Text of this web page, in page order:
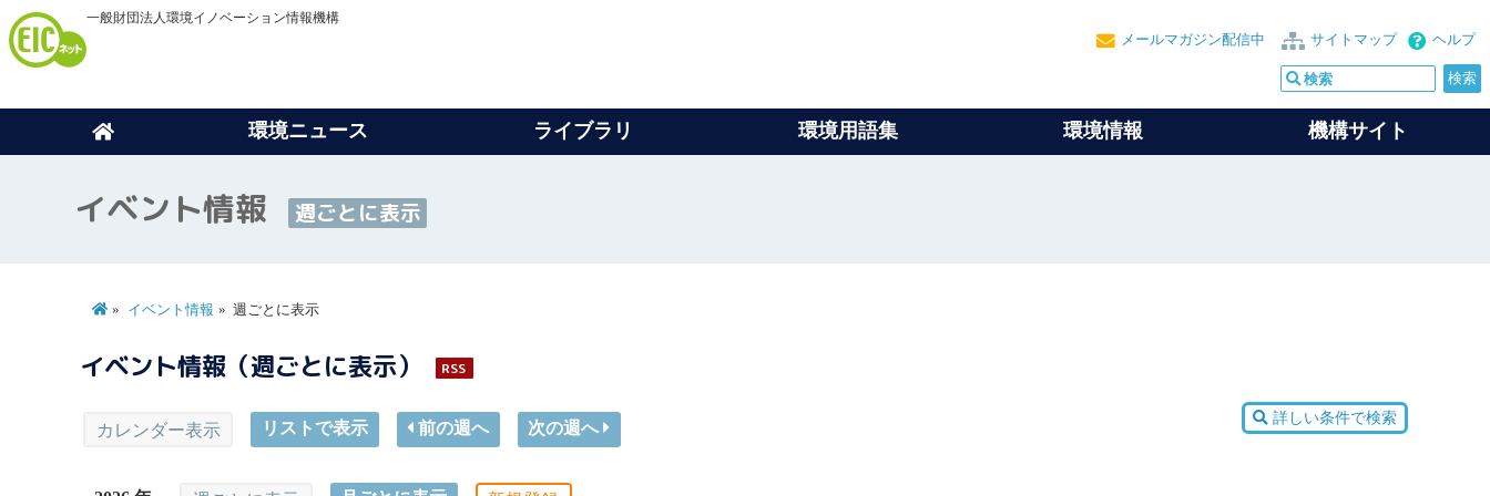
一般財団法人環境イノベーション情報機構
ヘルプ
サイトマップ
メールマガジン配信中
環境ニュース ライブラリ 環境用語集 環境情報 機構サイト
イベント情報 週ごとに表示
イベント情報 週ごとに表示
イベント情報（週ごとに表示） RSS
詳しい条件で検索
カレンダー表示 リストで表示 前の週へ 次の週へ